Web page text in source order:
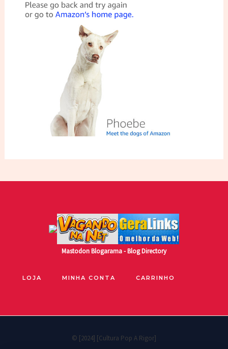
MastodonBlogarama - Blog Directory
LOJA MINHA CONTA CARRINHO
© [2024] [Cultura Pop A Rigor]